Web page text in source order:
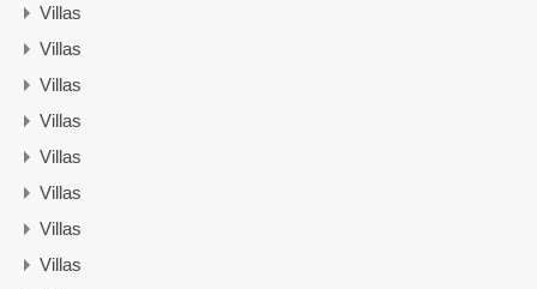
Villas
Villas
Villas
Villas
Villas
Villas
Villas
Villas